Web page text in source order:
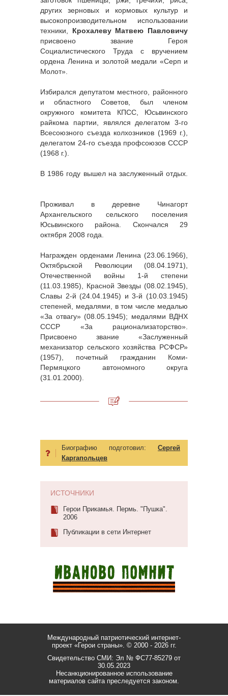
других зерновых и кормовых культур и
высокопроизводительном использовании
техники, Крохалеву Матвею Павловичу
присвоено звание Героя
Социалистического Труда с вручением
ордена Ленина и золотой медали «Серп и
Молот».
Избирался депутатом местного, районного
и областного Советов, был членом
окружного комитета КПСС, Юсьвинского
райкома партии, являлся делегатом 3-го
Всесоюзного съезда колхозников (1969 г.),
делегатом 24-го съезда профсоюзов СССР
(1968 г.).
В 1986 году вышел на заслуженный отдых.
Проживал в деревне Чинагорт
Архангельского сельского поселения
Юсьвинского района. Скончался 29
октября 2008 года.
Награжден орденами Ленина (23.06.1966),
Октябрьской Революции (08.04.1971),
Отечественной войны 1-й степени
(11.03.1985), Красной Звезды (08.02.1945),
Славы 2-й (24.04.1945) и 3-й (10.03.1945)
степеней, медалями, в том числе медалью
«За отвагу» (08.05.1945); медалями ВДНХ
СССР «За рационализаторство».
Присвоено звание «Заслуженный
механизатор сельского хозяйства РСФСР»
(1957), почетный гражданин Коми-
Пермяцкого автономного округа
(31.01.2000).
Биографию подготовил: Сергей
Каргапольцев
ИСТОЧНИКИ
Герои Прикамья. Пермь. "Пушка".
2006
Публикации в сети Интернет
Международный патриотический интернет-
проект «Герои страны». © 2000 - 2026 гг.
Свидетельство СМИ: Эл № ФС77-85279 от
30.05.2023
Несанкционированное использование
материалов сайта преследуется законом.